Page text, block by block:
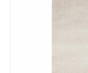
Ürün bilgisine geç